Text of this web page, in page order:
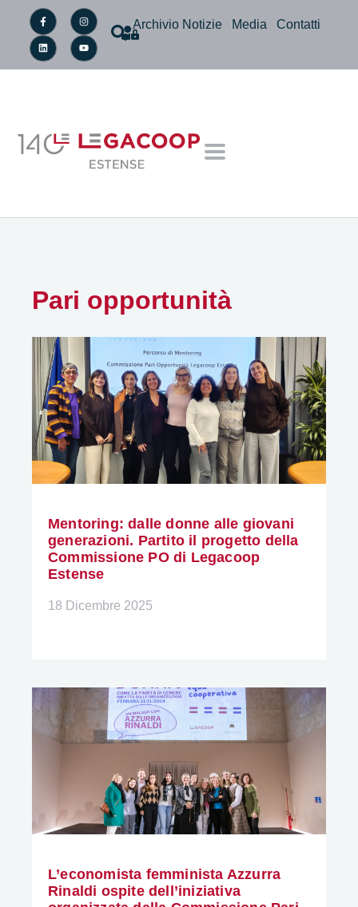
Archivio Notizie Media Contatti
Pari opportunità
Mentoring: dalle donne alle giovani
generazioni. Partito il progetto della
Commissione PO di Legacoop
Estense
18 Dicembre 2025
L’economista femminista Azzurra
Rinaldi ospite dell’iniziativa